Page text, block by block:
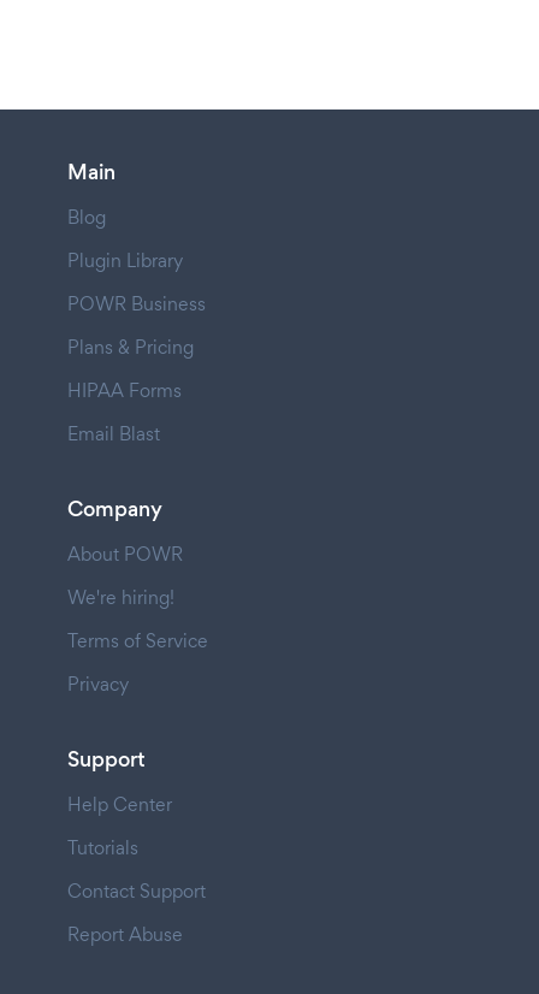
Main
Blog
Plugin Library
POWR Business
Plans & Pricing
HIPAA Forms
Email Blast
Company
About POWR
We're hiring!
Terms of Service
Privacy
Support
Help Center
Tutorials
Contact Support
Report Abuse